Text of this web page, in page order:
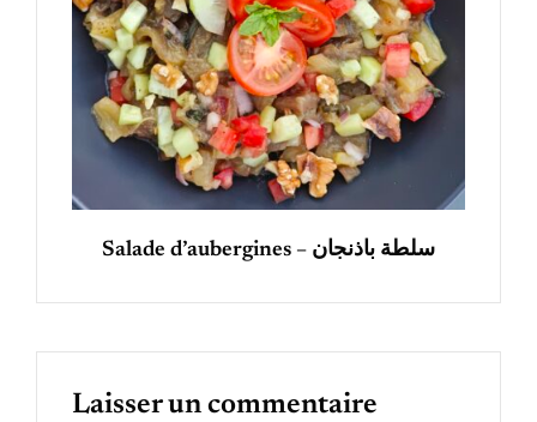
Salade d’aubergines – سلطة باذنجان
Laisser un commentaire